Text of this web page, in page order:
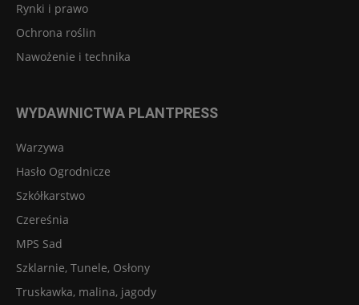
Rynki i prawo
Ochrona roślin
Nawożenie i technika
WYDAWNICTWA PLANTPRESS
Warzywa
Hasło Ogrodnicze
Szkółkarstwo
Czereśnia
MPS Sad
Szklarnie, Tunele, Osłony
Truskawka, malina, jagody